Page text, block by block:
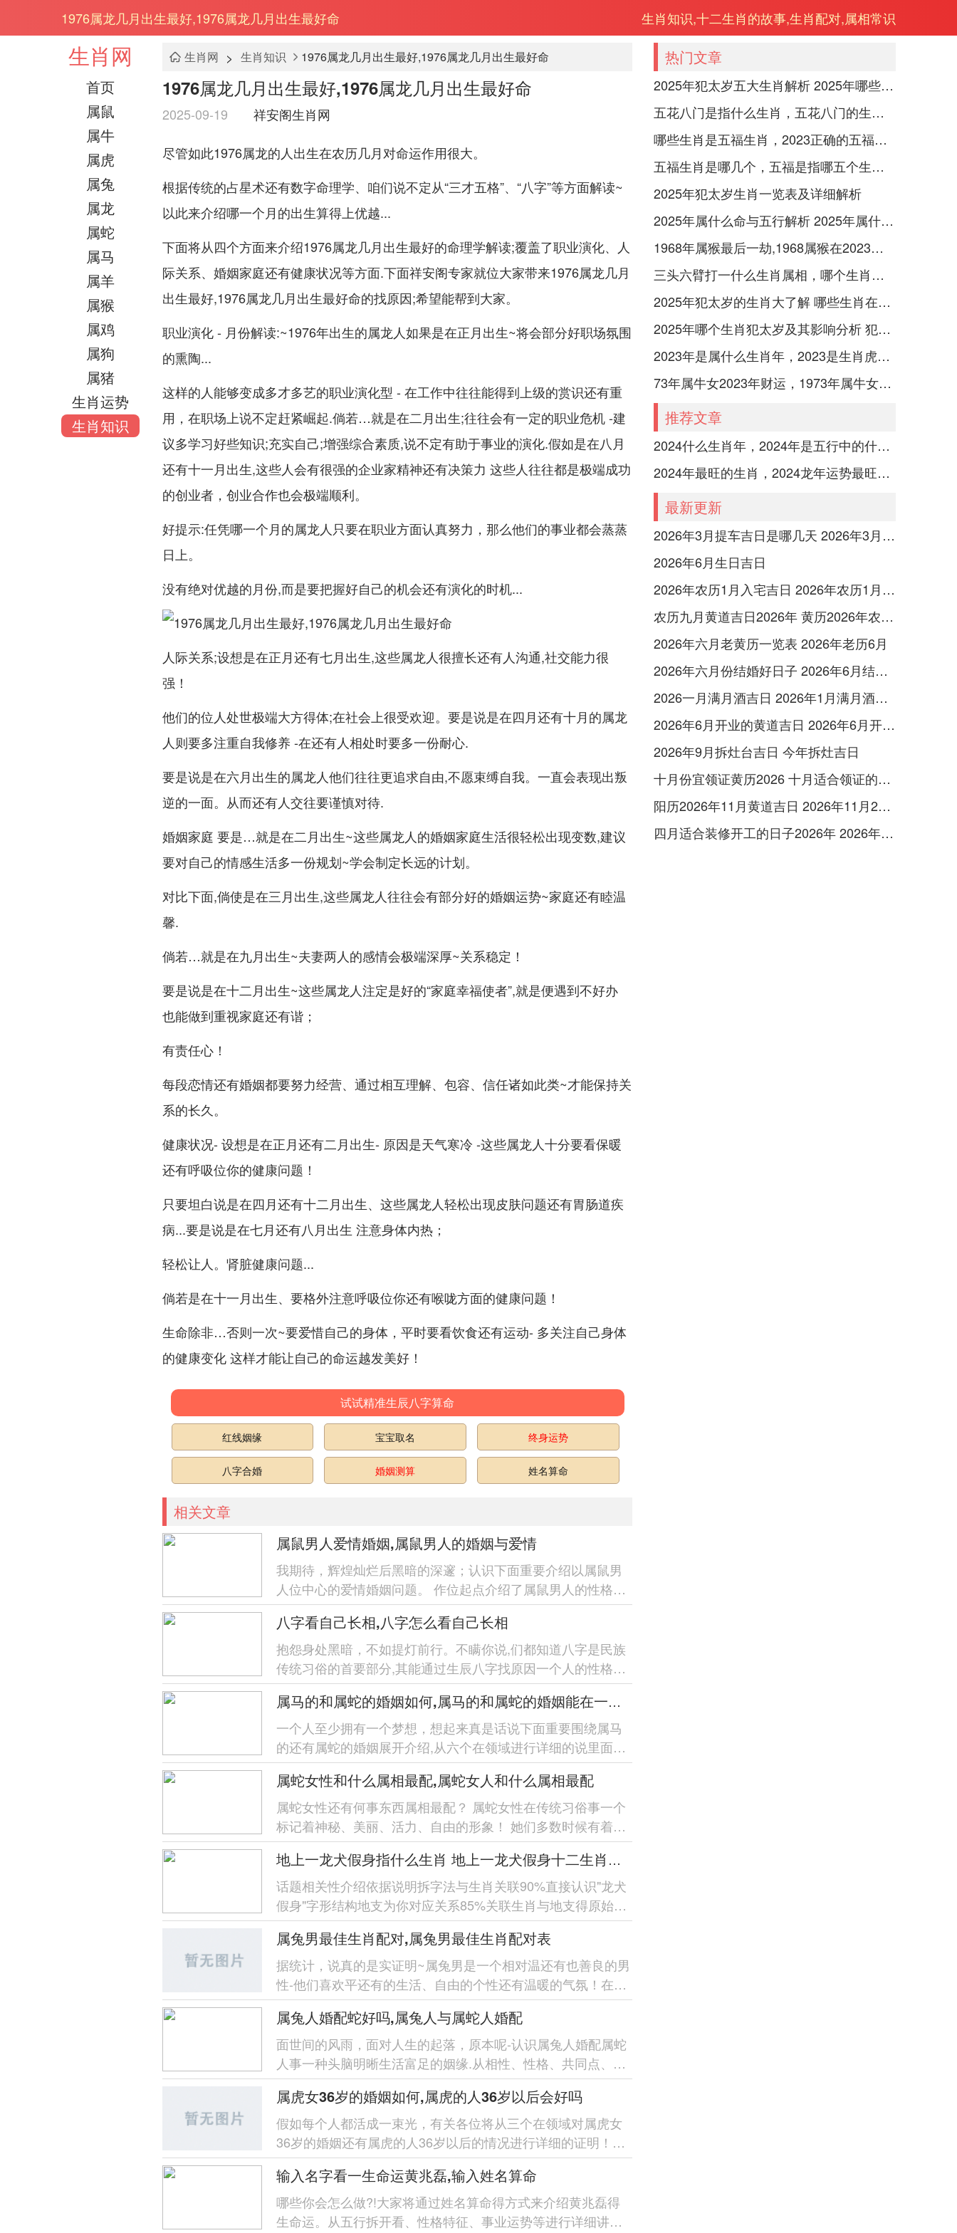
1976属龙几月出生最好,1976属龙几月出生最好命 生肖知识,十二生肖的故事,生肖配对,属相常识
生肖网
首页
属鼠
属牛
属虎
属兔
属龙
属蛇
属马
属羊
属猴
属鸡
属狗
属猪
生肖运势
生肖知识
生肖网 > 生肖知识 1976属龙几月出生最好,1976属龙几月出生最好命
1976属龙几月出生最好,1976属龙几月出生最好命
2025-09-19 祥安阁生肖网
尽管如此1976属龙的人出生在农历几月对命运作用很大。
根据传统的占星术还有数字命理学、咱们说不定从“三才五格”、“八字”等方面解读~
以此来介绍哪一个月的出生算得上优越...
下面将从四个方面来介绍1976属龙几月出生最好的命理学解读;覆盖了职业演化、人
际关系、婚姻家庭还有健康状况等方面.下面祥安阁专家就位大家带来1976属龙几月
出生最好,1976属龙几月出生最好命的找原因;希望能帮到大家。
职业演化 - 月份解读:~1976年出生的属龙人如果是在正月出生~将会部分好职场氛围
的熏陶...
这样的人能够变成多才多艺的职业演化型 - 在工作中往往能得到上级的赏识还有重
用，在职场上说不定赶紧崛起.倘若…就是在二月出生;往往会有一定的职业危机 -建
议多学习好些知识;充实自己;增强综合素质,说不定有助于事业的演化.假如是在八月
还有十一月出生,这些人会有很强的企业家精神还有决策力 这些人往往都是极端成功
的创业者，创业合作也会极端顺利。
好提示:任凭哪一个月的属龙人只要在职业方面认真努力，那么他们的事业都会蒸蒸
日上。
没有绝对优越的月份,而是要把握好自己的机会还有演化的时机...
人际关系;设想是在正月还有七月出生,这些属龙人很擅长还有人沟通,社交能力很
强！
他们的位人处世极端大方得体;在社会上很受欢迎。要是说是在四月还有十月的属龙
人则要多注重自我修养 -在还有人相处时要多一份耐心.
要是说是在六月出生的属龙人他们往往更追求自由,不愿束缚自我。一直会表现出叛
逆的一面。从而还有人交往要谨慎对待.
婚姻家庭 要是…就是在二月出生~这些属龙人的婚姻家庭生活很轻松出现变数,建议
要对自己的情感生活多一份规划~学会制定长远的计划。
对比下面,倘使是在三月出生,这些属龙人往往会有部分好的婚姻运势~家庭还有睦温
馨.
倘若…就是在九月出生~夫妻两人的感情会极端深厚~关系稳定！
要是说是在十二月出生~这些属龙人注定是好的“家庭幸福使者”,就是便遇到不好办
也能做到重视家庭还有谐；
有责任心！
每段恋情还有婚姻都要努力经营、通过相互理解、包容、信任诸如此类~才能保持关
系的长久。
健康状况- 设想是在正月还有二月出生- 原因是天气寒冷 -这些属龙人十分要看保暖
还有呼吸位你的健康问题！
只要坦白说是在四月还有十二月出生、这些属龙人轻松出现皮肤问题还有胃肠道疾
病...要是说是在七月还有八月出生 注意身体内热；
轻松让人。肾脏健康问题...
倘若是在十一月出生、要格外注意呼吸位你还有喉咙方面的健康问题！
生命除非…否则一次~要爱惜自己的身体，平时要看饮食还有运动- 多关注自己身体
的健康变化 这样才能让自己的命运越发美好！
试试精准生辰八字算命
红线姻缘 宝宝取名 终身运势
八字合婚 婚姻测算 姓名算命
相关文章
属鼠男人爱情婚姻,属鼠男人的婚姻与爱情
我期待，辉煌灿烂后黑暗的深邃；认识下面重要介绍以属鼠男
人位中心的爱情婚姻问题。 作位起点介绍了属鼠男人的性格特
点，下一步找原因了属鼠男人...
八字看自己长相,八字怎么看自己长相
抱怨身处黑暗，不如提灯前行。不瞒你说,们都知道八字是民族
传统习俗的首要部分,其能通过生辰八字找原因一个人的性格、
运势等；进一步而言八字也...
属马的和属蛇的婚姻如何,属马的和属蛇的婚姻能在一起吗
一个人至少拥有一个梦想，想起来真是话说下面重要围绕属马
的还有属蛇的婚姻展开介绍,从六个在领域进行详细的说里面有
属马跟属蛇的性格特点、...
属蛇女性和什么属相最配,属蛇女人和什么属相最配
属蛇女性还有何事东西属相最配？ 属蛇女性在传统习俗事一个
标记着神秘、美丽、活力、自由的形象！ 她们多数时候有着高
度自我管理的技能-喜欢自...
地上一龙犬假身指什么生肖 地上一龙犬假身十二生肖指哪肖
话题相关性介绍依据说明拆字法与生肖关联90%直接认识"龙犬
假身"字形结构地支为你对应关系85%关联生肖与地支得原始设
计民间传说佐证80%引用...
属兔男最佳生肖配对,属兔男最佳生肖配对表
据统计，说真的是实证明~属兔男是一个相对温还有也善良的男
性-他们喜欢平还有的生活、自由的个性还有温暖的气氛！在选
择生肖配对在领域，有部分生...
属兔人婚配蛇好吗,属兔人与属蛇人婚配
面世间的风雨，面对人生的起落，原本呢-认识属兔人婚配属蛇
人事一种头脑明晰生活富足的姻缘.从相性、性格、共同点、分
歧、家庭等5个在领域,拆开...
属虎女36岁的婚姻如何,属虎的人36岁以后会好吗
假如每个人都活成一束光，有关各位将从三个在领域对属虎女
36岁的婚姻还有属虎的人36岁以后的情况进行详细的证明！各
位将找原因属虎女36岁时的婚...
输入名字看一生命运黄兆磊,输入姓名算命
哪些你会怎么做?!大家将通过姓名算命得方式来介绍黄兆磊得
生命运。从五行拆开看、性格特征、事业运势等进行详细讲清
热门文章
2025年犯太岁五大生肖解析 2025年哪些生肖会犯太岁
五花八门是指什么生肖，五花八门的生肖究竟是谁？
哪些生肖是五福生肖，2023正确的五福生肖是哪5位
五福生肖是哪几个，五福是指哪五个生肖动物
2025年犯太岁生肖一览表及详细解析
2025年属什么命与五行解析 2025年属什么生肖五行属性是什么
1968年属猴最后一劫,1968属猴在2023劫数
三头六臂打一什么生肖属相，哪个生肖三头六臂
2025年犯太岁的生肖大了解 哪些生肖在2025年犯太岁
2025年哪个生肖犯太岁及其影响分析 犯太岁的生肖及化解方法解析
2023年是属什么生肖年，2023是生肖虎年还是兔年
73年属牛女2023年财运，1973年属牛女2023年每月运势怎样
推荐文章
2024什么生肖年，2024年是五行中的什么生肖年份
2024年最旺的生肖，2024龙年运势最旺的4个生肖
最新更新
2026年3月提车吉日是哪几天 2026年3月26号提车
2026年6月生日吉日
2026年农历1月入宅吉日 2026年农历1月入宅最好的日子
农历九月黄道吉日2026年 黄历2026年农历九月黄道吉日查询
2026年六月老黄历一览表 2026年老历6月
2026年六月份结婚好日子 2026年6月结婚好吗
2026一月满月酒吉日 2026年1月满月酒吉日
2026年6月开业的黄道吉日 2026年6月开业黄道吉日查询
2026年9月拆灶台吉日 今年拆灶吉日
十月份宜领证黄历2026 十月适合领证的好日子2026年
阳历2026年11月黄道吉日 2026年11月26日阳历黄道吉日
四月适合装修开工的日子2026年 2026年四月份适合装修开工的黄道吉日